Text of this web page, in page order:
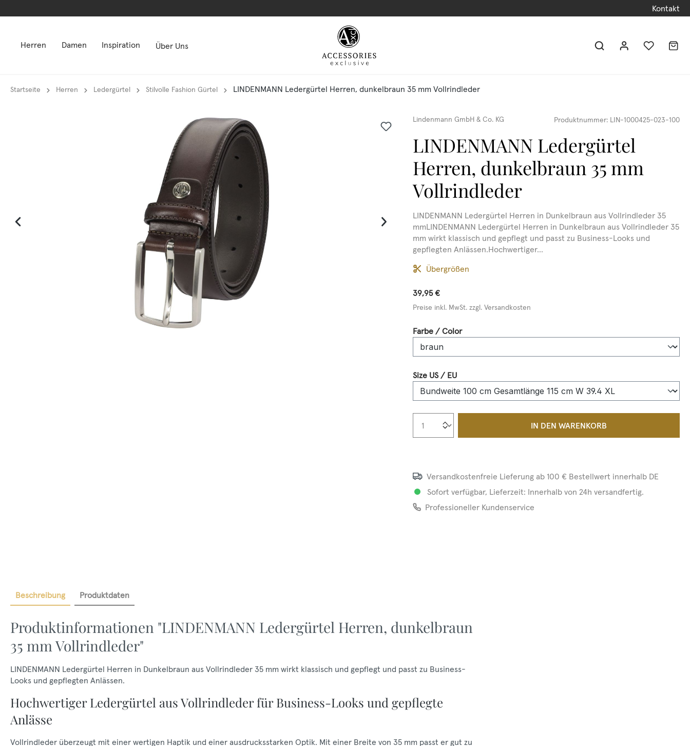
Kontakt
Herren Damen Inspiration Über Uns
Startseite Herren Ledergürtel Stilvolle Fashion Gürtel LINDENMANN Ledergürtel Herren, dunkelbraun 35 mm Vollrindleder
Lindenmann GmbH & Co. KG Produktnummer: LIN-1000425-023-100
LINDENMANN Ledergürtel
Herren, dunkelbraun 35 mm
Vollrindleder
LINDENMANN Ledergürtel Herren in Dunkelbraun aus Vollrindleder 35
mmLINDENMANN Ledergürtel Herren in Dunkelbraun aus Vollrindleder 35
mm wirkt klassisch und gepflegt und passt zu Business-Looks und
gepflegten Anlässen.Hochwertiger...
Übergrößen
39,95 €
Preise inkl. MwSt. zzgl. Versandkosten
Farbe / Colorauswählen
Size US / EUauswählen
Produkt Anzahl: Gib den gewünschten Wert
IN DEN WARENKORB
Versandkostenfreie Lieferung ab 100 € Bestellwert innerhalb DE
Sofort verfügbar, Lieferzeit: Innerhalb von 24h versandfertig.
Professioneller Kundenservice
Beschreibung Produktdaten
Produktinformationen "LINDENMANN Ledergürtel Herren, dunkelbraun
35 mm Vollrindleder"
LINDENMANN Ledergürtel Herren in Dunkelbraun aus Vollrindleder 35 mm wirkt klassisch und gepflegt und passt zu Business-
Looks und gepflegten Anlässen.
Hochwertiger Ledergürtel aus Vollrindleder für Business-Looks und gepflegte
Anlässe
Vollrindleder überzeugt mit einer wertigen Haptik und einer ausdrucksstarken Optik. Mit einer Breite von 35 mm passt er gut zu